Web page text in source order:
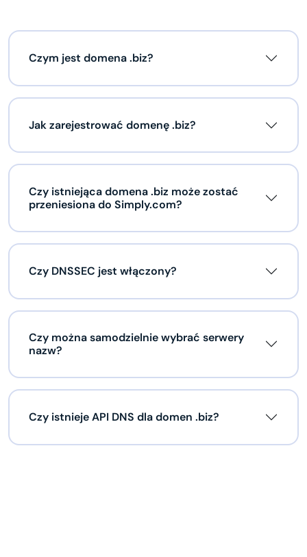
Czym jest domena .biz?
Jak zarejestrować domenę .biz?
Czy istniejąca domena .biz może zostać
przeniesiona do Simply.com?
Czy DNSSEC jest włączony?
Czy można samodzielnie wybrać serwery
nazw?
Czy istnieje API DNS dla domen .biz?